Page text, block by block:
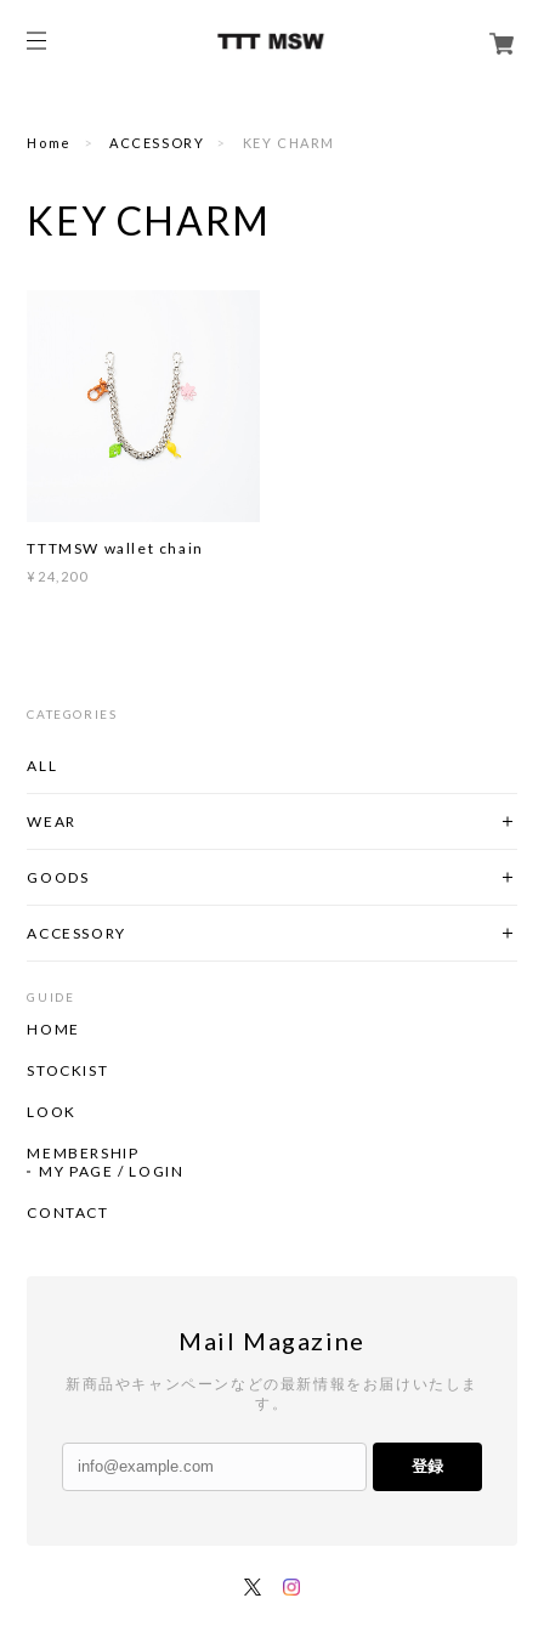
Home ACCESSORY KEY CHARM
KEY CHARM
TTTMSW wallet chain
¥24,200
CATEGORIES
ALL
WEAR
GOODS
ACCESSORY
GUIDE
HOME
STOCKIST
LOOK
MEMBERSHIP
MY PAGE / LOGIN
CONTACT
Mail Magazine
新商品やキャンペーンなどの最新情報をお届けいたしま
す。
登録